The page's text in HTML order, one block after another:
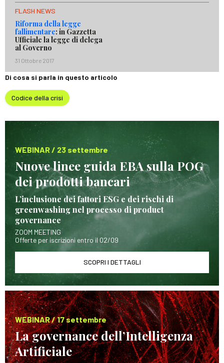
FLASH NEWS
Riforma della legge
fallimentare: in Gazzetta
Ufficiale la legge di delega
al Governo
31 Ottobre 2017
Di cosa si parla in questo articolo
Codice della crisi
WEBINAR / 23 settembre
Nuove linee guida EBA sulla POG
dei prodotti bancari
L’inclusione dei fattori ESG e dei rischi di
greenwashing nel processo di product
governance
ZOOM MEETING
Offerte per iscrizioni entro il 02/09
SCOPRI I DETTAGLI
WEBINAR / 17 settembre
La governance dell’Intelligenza
Artificiale